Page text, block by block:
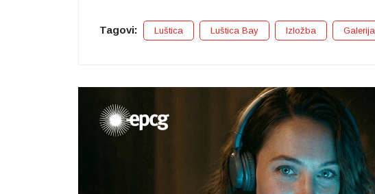
Tagovi: Luštica Luštica Bay Izložba Galerija